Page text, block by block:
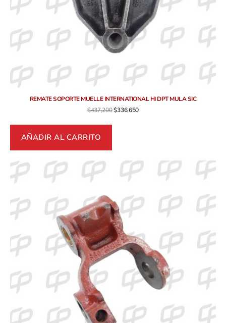
REMATE SOPORTE MUELLE INTERNATIONAL HI DPT MULA SIC
$437,200$336,650
AÑADIR AL CARRITO